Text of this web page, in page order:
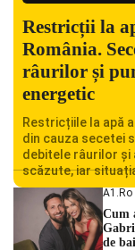
Restricții la
România.
râurilor și
energetic
Restricțiile la apă
din cauza secetei
debitele râurilor și
scăzute, iar
Centralei
cu una dintre cele
hidrologic din
A1.ro
Cum
de